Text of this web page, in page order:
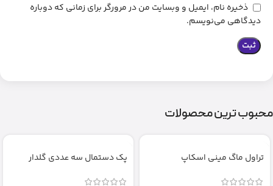
ذخیره نام، ایمیل و وبسایت من در مرورگر برای زمانی که دوباره
دیدگاهی می‌نویسم.
محبوب ترین محصولات
تراول ماگ مینی اسکاپ پک دستمال سه عددی گلدار